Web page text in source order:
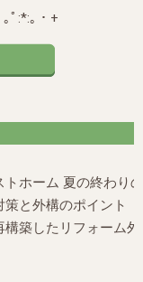
ﾟ:*:｡・+
ホーム 夏の終わり
と外構のポイント
構築したリフォーム